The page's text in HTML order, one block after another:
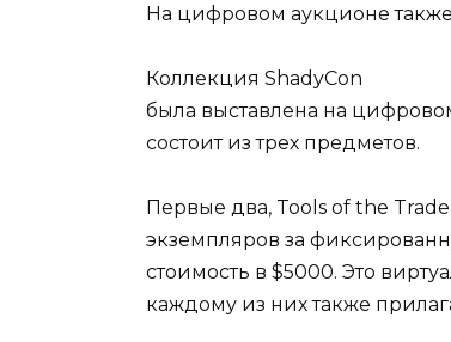
На цифровом аукционе
Коллекция ShadyCon
была выставлена на
состоит из трех предметов.
Первые два, Tools of the
экземпляров за
стоимость в $5000. Это
каждому из них также